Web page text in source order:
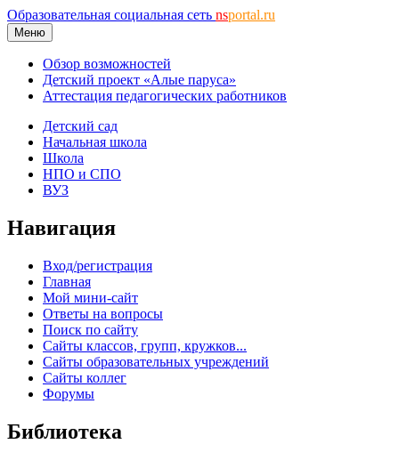
Образовательная социальная сеть nsportal.ru
Меню
Обзор возможностей
Детский проект «Алые паруса»
Аттестация педагогических работников
Детский сад
Начальная школа
Школа
НПО и СПО
ВУЗ
Навигация
Вход/регистрация
Главная
Мой мини-сайт
Ответы на вопросы
Поиск по сайту
Сайты классов, групп, кружков...
Сайты образовательных учреждений
Сайты коллег
Форумы
Библиотека